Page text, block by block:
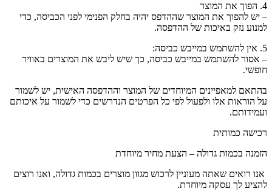
4. הפוך את המוצר
– יש להפוך את המוצר שההדפס יהיה בחלק הפנימי לפני הכביסה, כדי
למנוע נזק באיכות של ההדפסה.
5. אין להשתמש במייבש כביסה:
– אסור להשתמש במייבש כביסה, כך שיש ליבש את המוצרים באוויר
חופשי.
בהתאם למאפיינים המיוחדים של המוצר וההדפסה האישית, יש לשמור
על הוראות אלו ולפעול לפי כל הפרטים הנדרשים כדי לשמור על איכותם
ועמידותם.
רכישה כמותית
הזמנה בכמות גדולה – הצעת מחיר מיוחדת
אנו רואים שאתה מעוניין לרכוש מגוון מוצרים בכמות גדולה, ואנו רוצים
להציע לך עסקה מיוחדת.